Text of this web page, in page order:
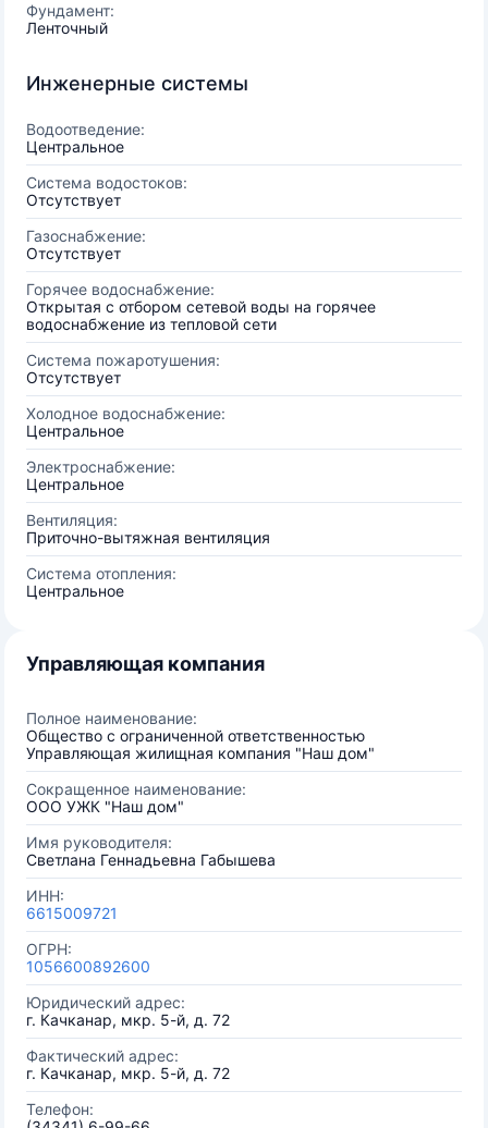
Фундамент:
Ленточный
Инженерные системы
Водоотведение:
Центральное
Система водостоков:
Отсутствует
Газоснабжение:
Отсутствует
Горячее водоснабжение:
Открытая с отбором сетевой воды на горячее
водоснабжение из тепловой сети
Система пожаротушения:
Отсутствует
Холодное водоснабжение:
Центральное
Электроснабжение:
Центральное
Вентиляция:
Приточно-вытяжная вентиляция
Система отопления:
Центральное
Управляющая компания
Полное наименование:
Общество с ограниченной ответственностью
Управляющая жилищная компания "Наш дом"
Сокращенное наименование:
ООО УЖК "Наш дом"
Имя руководителя:
Светлана Геннадьевна Габышева
ИНН:
6615009721
ОГРН:
1056600892600
Юридический адрес:
г. Качканар, мкр. 5-й, д. 72
Фактический адрес:
г. Качканар, мкр. 5-й, д. 72
Телефон: